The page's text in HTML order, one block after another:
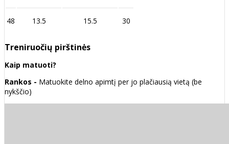
48 13.5 15.5 30
Treniruočių pirštinės
Kaip matuoti?
Rankos - Matuokite delno apimtį per jo plačiausią vietą (be
nykščio)